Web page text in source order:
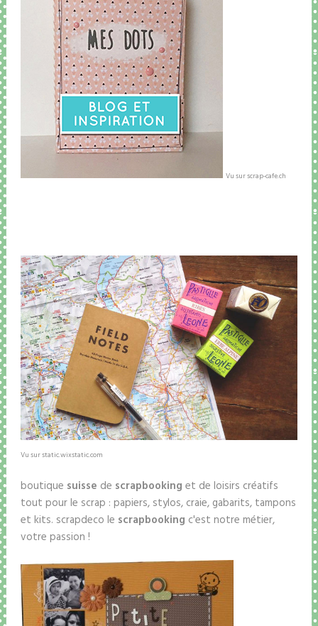
Vu sur scrap-cafe.ch
Vu sur static.wixstatic.com
boutique suisse de scrapbooking et de loisirs créatifs
tout pour le scrap : papiers, stylos, craie, gabarits, tampons
et kits. scrapdeco le scrapbooking c'est notre métier,
votre passion !